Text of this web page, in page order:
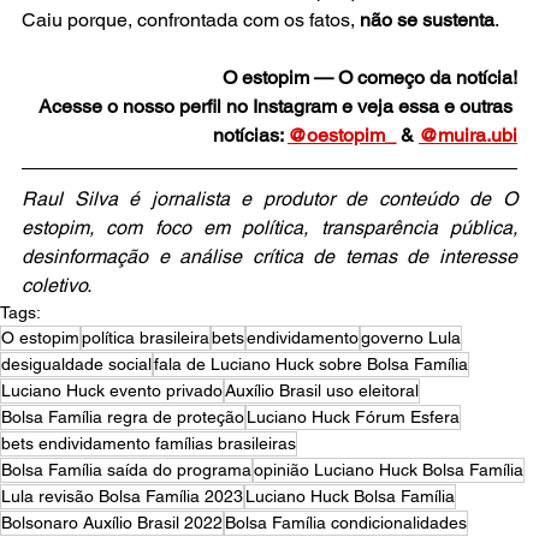
Caiu porque, confrontada com os fatos, não se sustenta.
O estopim — O começo da notícia!
Acesse o nosso perfil no Instagram e veja essa e outras
notícias: @oestopim_ & @muira.ubi
Raul Silva é jornalista e produtor de conteúdo de O
estopim, com foco em política, transparência pública,
desinformação e análise crítica de temas de interesse
coletivo.
Tags:
O estopimpolítica brasileirabetsendividamentogoverno Lula
desigualdade socialfala de Luciano Huck sobre Bolsa Família
Luciano Huck evento privadoAuxílio Brasil uso eleitoral
Bolsa Família regra de proteçãoLuciano Huck Fórum Esfera
bets endividamento famílias brasileiras
Bolsa Família saída do programaopinião Luciano Huck Bolsa Família
Lula revisão Bolsa Família 2023Luciano Huck Bolsa Família
Bolsonaro Auxílio Brasil 2022Bolsa Família condicionalidades